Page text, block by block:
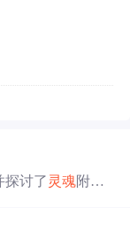
探讨了 灵魂附体